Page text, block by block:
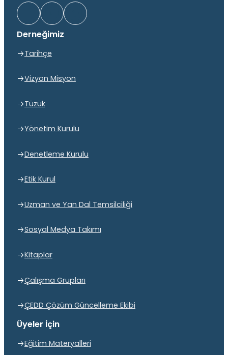
Derneğimiz
Tarihçe
Vizyon Misyon
Tüzük
Yönetim Kurulu
Denetleme Kurulu
Etik Kurul
Uzman ve Yan Dal Temsilciliği
Sosyal Medya Takımı
Kitaplar
Çalışma Grupları
ÇEDD Çözüm Güncelleme Ekibi
Üyeler İçin
Eğitim Materyalleri